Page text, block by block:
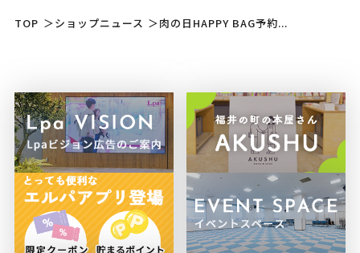
TOP ＞ショップニュース ＞肉の日HAPPY BAG予約...